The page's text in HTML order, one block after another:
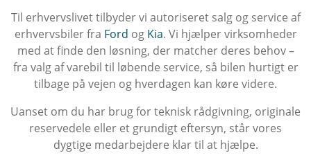
Til erhvervslivet tilbyder vi autoriseret salg og service af
erhvervsbiler fra Ford og Kia. Vi hjælper virksomheder
med at finde den løsning, der matcher deres behov –
fra valg af varebil til løbende service, så bilen hurtigt er
tilbage på vejen og hverdagen kan køre videre.
Uanset om du har brug for teknisk rådgivning, originale
reservedele eller et grundigt eftersyn, står vores
dygtige medarbejdere klar til at hjælpe.